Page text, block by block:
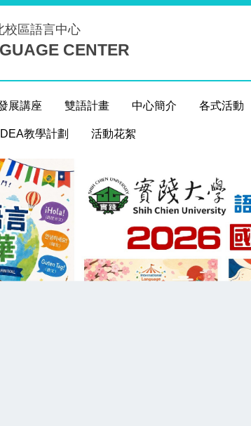
校區語言中心
CENTER
展講座 雙語計畫 中心簡介 各式活動
教學計劃 活動花絮